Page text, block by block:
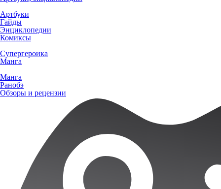
Артбуки
Гайды
Энциклопедии
Комиксы
Супергероика
Манга
Манга
Ранобэ
Обзоры и рецензии